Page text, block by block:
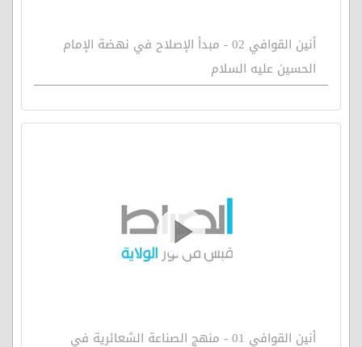
أنين القوافي 02 - مبدأ الإصلاح في نهضة الإمام
الحسين عليه السلام
أنين القوافي 01 - منهج الصناعة الشعائرية في